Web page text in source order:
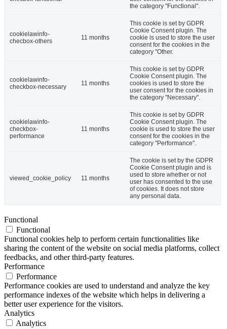
the category "Functional".
cookielawinfo-
checbox-others
11 months
This cookie is set by GDPR
Cookie Consent plugin. The
cookie is used to store the user
consent for the cookies in the
category "Other.
cookielawinfo-
checkbox-necessary
11 months
This cookie is set by GDPR
Cookie Consent plugin. The
cookies is used to store the
user consent for the cookies in
the category "Necessary".
cookielawinfo-
checkbox-
performance
11 months
This cookie is set by GDPR
Cookie Consent plugin. The
cookie is used to store the user
consent for the cookies in the
category "Performance".
viewed_cookie_policy 11 months
The cookie is set by the GDPR
Cookie Consent plugin and is
used to store whether or not
user has consented to the use
of cookies. It does not store
any personal data.
Functional
Functional
Functional cookies help to perform certain functionalities like
sharing the content of the website on social media platforms, collect
feedbacks, and other third-party features.
Performance
Performance
Performance cookies are used to understand and analyze the key
performance indexes of the website which helps in delivering a
better user experience for the visitors.
Analytics
Analytics